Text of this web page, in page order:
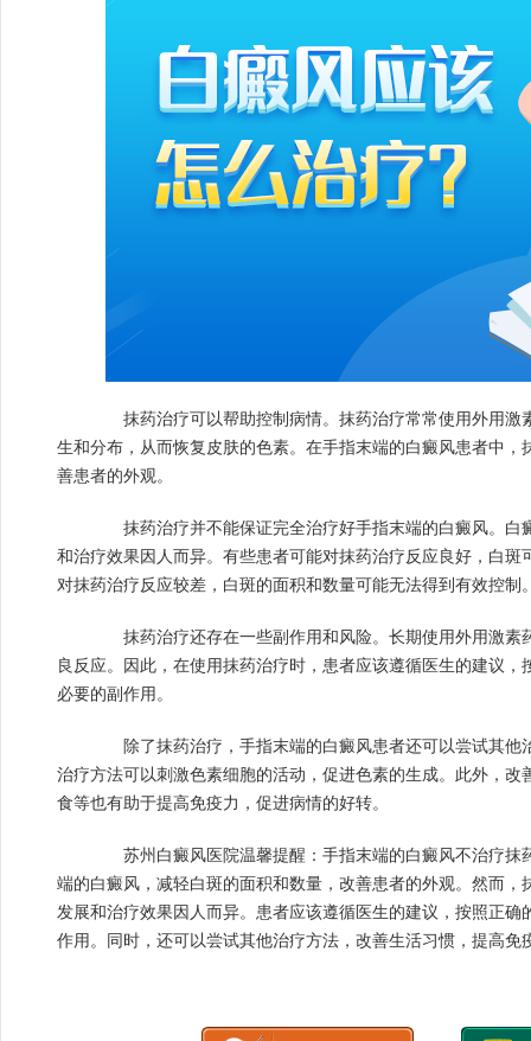
抹药治疗可以帮助控制病情。抹药治疗常常使用外用激
生和分布，从而恢复皮肤的色素。在手指末端的白癜风患者中，
善患者的外观。
抹药治疗并不能保证完全治疗好手指末端的白癜风。白
和治疗效果因人而异。有些患者可能对抹药治疗反应良好，白
对抹药治疗反应较差，白斑的面积和数量可能无法得到有效控制
抹药治疗还存在一些副作用和风险。长期使用外用激素
良反应。因此，在使用抹药治疗时，患者应该遵循医生的建议
必要的副作用。
除了抹药治疗，手指末端的白癜风患者还可以尝试其他
治疗方法可以刺激色素细胞的活动，促进色素的生成。此外，改
食等也有助于提高免疫力，促进病情的好转。
苏州白癜风医院温馨提醒：手指末端的白癜风不治疗抹
端的白癜风，减轻白斑的面积和数量，改善患者的外观。然而，
发展和治疗效果因人而异。患者应该遵循医生的建议，按照正确
作用。同时，还可以尝试其他治疗方法，改善生活习惯，提高免